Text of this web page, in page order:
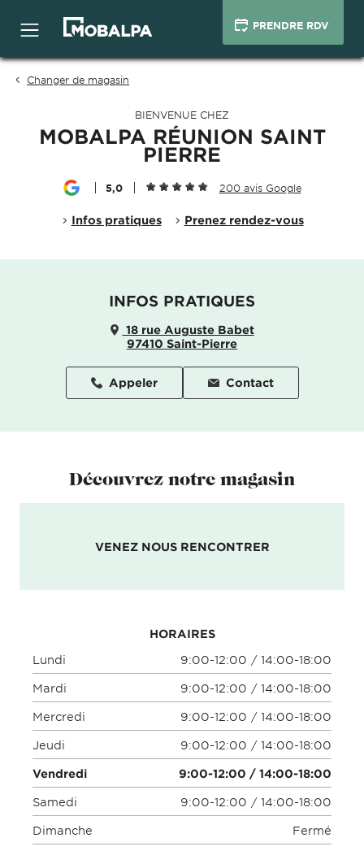
PRENDRE RDV
Changer de magasin
BIENVENUE CHEZ
MOBALPA RÉUNION SAINT
PIERRE
5,0 200 avis Google
Infos pratiques Prenez rendez-vous
INFOS PRATIQUES
18 rue Auguste Babet
97410 Saint-Pierre
Appeler Contact
Découvrez notre magasin
VENEZ NOUS RENCONTRER
HORAIRES
Lundi
9:00-12:00 / 14:00-18:00
Mardi 9:00-12:00 / 14:00-18:00
Mercredi 9:00-12:00 / 14:00-18:00
Jeudi 9:00-12:00 / 14:00-18:00
Vendredi 9:00-12:00 / 14:00-18:00
Samedi 9:00-12:00 / 14:00-18:00
Dimanche Fermé